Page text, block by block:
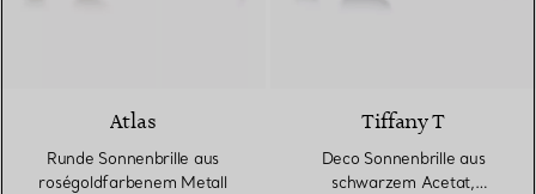
Atlas
Runde Sonnenbrille aus
roségoldfarbenem Metall
Tiffany T
Deco Sonnenbrille aus
schwarzem Acetat,